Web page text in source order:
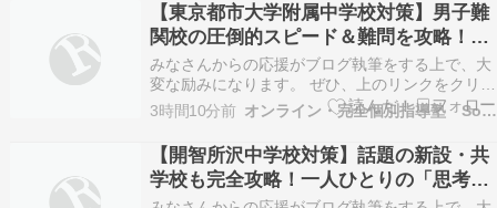
【東京都市大学附属中学校対策】男子難
関校の圧倒的スピード＆難問を攻略！
「解き切る力」を磨く個別戦略
みなさんからの応援がブログ執筆をする上で、大
変な励みになります。 ぜひ、上のリンクをクリッ
クをお願いします。 こんにちは！オンライン・完
全個別指導塾 Soleado（ソレアド）です。 志望校
対策シリーズ第6回となる今回は、男子難関校・
附属校として高い人気と難易度を誇る「東京都
市…
3時間10分前 オンライン・完全個別指導塾 Soleado
【開智所沢中学校対策】話題の新設・共
学校も完全攻略！一人ひとりの「思考の